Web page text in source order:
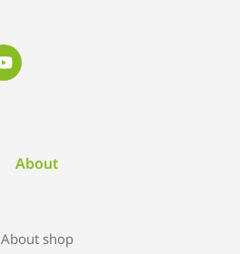
About
About shop